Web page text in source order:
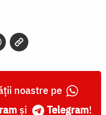
noastre pe
și Telegram!